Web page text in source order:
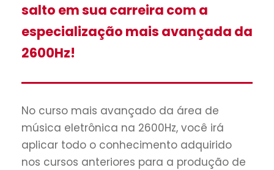
salto em sua carreira com a
especialização mais avançada da
2600Hz!
No curso mais avançado da área de
música eletrônica na 2600Hz, você irá
aplicar todo o conhecimento adquirido
nos cursos anteriores para a produção de